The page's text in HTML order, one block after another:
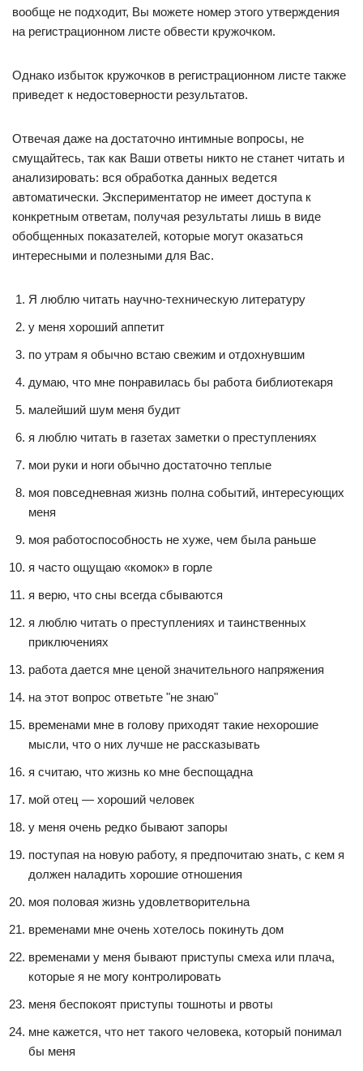
вообще не подходит, Вы можете номер этого утверждения
на регистрационном листе обвести кружочком.
Однако избыток кружочков в регистрационном листе также
приведет к недостоверности результатов.
Отвечая даже на достаточно интимные вопросы, не
смущайтесь, так как Ваши ответы никто не станет читать и
анализировать: вся обработка данных ведется
автоматически. Экспериментатор не имеет доступа к
конкретным ответам, получая результаты лишь в виде
обобщенных показателей, которые могут оказаться
интересными и полезными для Вас.
Я люблю читать научно-техническую литературу
у меня хороший аппетит
по утрам я обычно встаю свежим и отдохнувшим
думаю, что мне понравилась бы работа библиотекаря
малейший шум меня будит
я люблю читать в газетах заметки о преступлениях
мои руки и ноги обычно достаточно теплые
моя повседневная жизнь полна событий, интересующих
меня
моя работоспособность не хуже, чем была раньше
я часто ощущаю «комок» в горле
я верю, что сны всегда сбываются
я люблю читать о преступлениях и таинственных
приключениях
работа дается мне ценой значительного напряжения
на этот вопрос ответьте "не знаю"
временами мне в голову приходят такие нехорошие
мысли, что о них лучше не рассказывать
я считаю, что жизнь ко мне беспощадна
мой отец — хороший человек
у меня очень редко бывают запоры
поступая на новую работу, я предпочитаю знать, с кем я
должен наладить хорошие отношения
моя половая жизнь удовлетворительна
временами мне очень хотелось покинуть дом
временами у меня бывают приступы смеха или плача,
которые я не могу контролировать
меня беспокоят приступы тошноты и рвоты
мне кажется, что нет такого человека, который понимал
бы меня